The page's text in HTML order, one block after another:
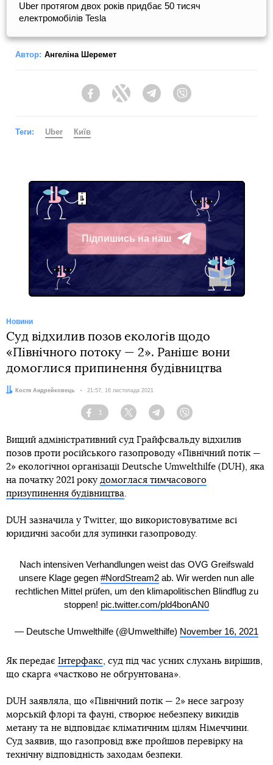
Uber протягом двох років придбає 50 тисяч
електромобілів Tesla
Автор: Ангеліна Шеремет
FacebookTwitter Telegram
Теги: Uber Київ
Підпишись на наш
Telegram
Новини
Суд відхилив позов екологів щодо
«Північного потоку — 2». Раніше вони
домоглися припинення будівництва
Автор:Костя Андрейковець Дата:
21:57, 16 листопада 2021
Facebook
1
Twitter TelegramViber
Вищий адміністративний суд Грайфсвальду відхилив
позов проти російського газопроводу «Північний потік —
2» екологічної організації Deutsche Umwelthilfe (DUH), яка
на початку 2021 року домоглася тимчасового
призупинення будівництва.
DUH зазначила у Twitter, що використовуватиме всі
юридичні засоби для зупинки газопроводу.
Nach intensiven Verhandlungen weist das OVG Greifswald
unsere Klage gegen #NordStream2 ab. Wir werden nun alle
rechtlichen Mittel prüfen, um den klimapolitischen Blindflug zu
stoppen! pic.twitter.com/pld4bonAN0
— Deutsche Umwelthilfe (@Umwelthilfe) November 16, 2021
Як передає Інтерфакс, суд під час усних слухань вирішив,
що скарга «частково не обґрунтована».
DUH заявляла, що «Північний потік — 2» несе загрозу
морській флорі та фауні, створює небезпеку викидів
метану та не відповідає кліматичним цілям Німеччини.
Суд заявив, що газопровід вже пройшов перевірку на
технічну відповідність заходам безпеки.